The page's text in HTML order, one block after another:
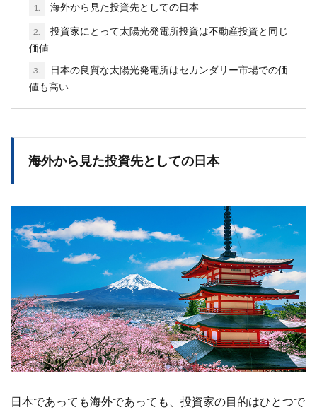
1. 海外から見た投資先としての日本
2.
投資家にとって太陽光発電所投資は不動産投資と同じ
価値
3.
日本の良質な太陽光発電所はセカンダリー市場での価
値も高い
海外から見た投資先としての日本
日本であっても海外であっても、投資家の目的はひとつで